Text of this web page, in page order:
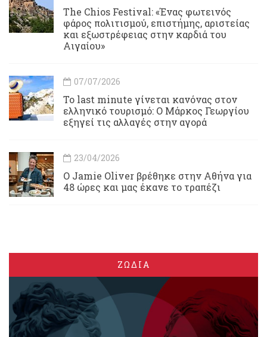
Τhe Chios Festival: «Ένας φωτεινός
φάρος πολιτισμού, επιστήμης, αριστείας
και εξωστρέφειας στην καρδιά του
Αιγαίου»
07/07/2026
Το last minute γίνεται κανόνας στον
ελληνικό τουρισμό: Ο Μάρκος Γεωργίου
εξηγεί τις αλλαγές στην αγορά
23/04/2026
Ο Jamie Oliver βρέθηκε στην Αθήνα για
48 ώρες και μας έκανε το τραπέζι
ΖΩΔΙΑ